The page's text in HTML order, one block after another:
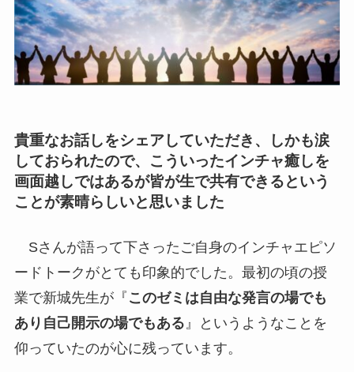
貴重なお話しをシェアしていただき、しかも涙
しておられたので、こういったインチャ癒しを
画面越しではあるが皆が生で共有できるという
ことが素晴らしいと思いました
Sさんが語って下さったご自身のインチャエピソ
ードトークがとても印象的でした。最初の頃の授
業で新城先生が『 このゼミは自由な発言の場でも
あり自己開示の場でもある 』というようなことを
仰っていたのが心に残っています。